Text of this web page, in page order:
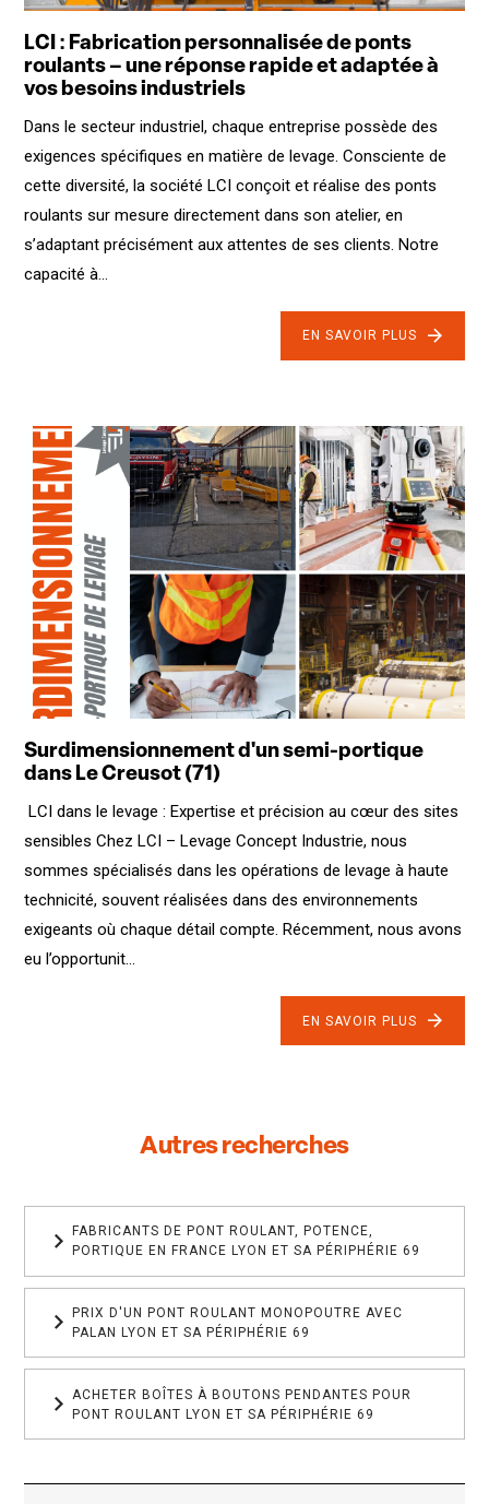
LCI : Fabrication personnalisée de ponts
roulants – une réponse rapide et adaptée à
vos besoins industriels
Dans le secteur industriel, chaque entreprise possède des
exigences spécifiques en matière de levage. Consciente de
cette diversité, la société LCI conçoit et réalise des ponts
roulants sur mesure directement dans son atelier, en
s’adaptant précisément aux attentes de ses clients. Notre
capacité à...
EN SAVOIR PLUS
Surdimensionnement d'un semi-portique
dans Le Creusot (71)
LCI dans le levage : Expertise et précision au cœur des sites
sensibles Chez LCI – Levage Concept Industrie, nous
sommes spécialisés dans les opérations de levage à haute
technicité, souvent réalisées dans des environnements
exigeants où chaque détail compte. Récemment, nous avons
eu l’opportunit...
EN SAVOIR PLUS
Autres recherches
FABRICANTS DE PONT ROULANT, POTENCE,
PORTIQUE EN FRANCE LYON ET SA PÉRIPHÉRIE 69
PRIX D'UN PONT ROULANT MONOPOUTRE AVEC
PALAN LYON ET SA PÉRIPHÉRIE 69
ACHETER BOÎTES À BOUTONS PENDANTES POUR
PONT ROULANT LYON ET SA PÉRIPHÉRIE 69